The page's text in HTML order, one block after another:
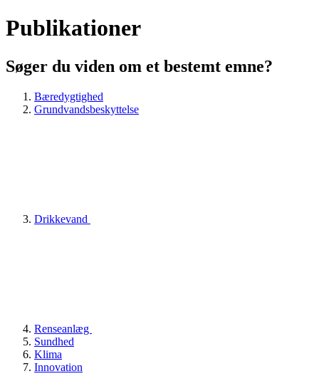
Publikationer
Søger du viden om et bestemt emne?
Bæredygtighed
Grundvandsbeskyttelse
Drikkevand
Renseanlæg
Sundhed
Klima
Innovation